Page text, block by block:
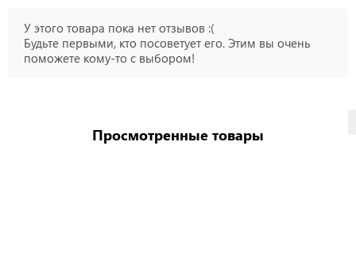
У этого товара пока нет отзывов :(
Будьте первыми, кто посоветует его. Этим вы очень
поможете кому-то с выбором!
Просмотренные товары